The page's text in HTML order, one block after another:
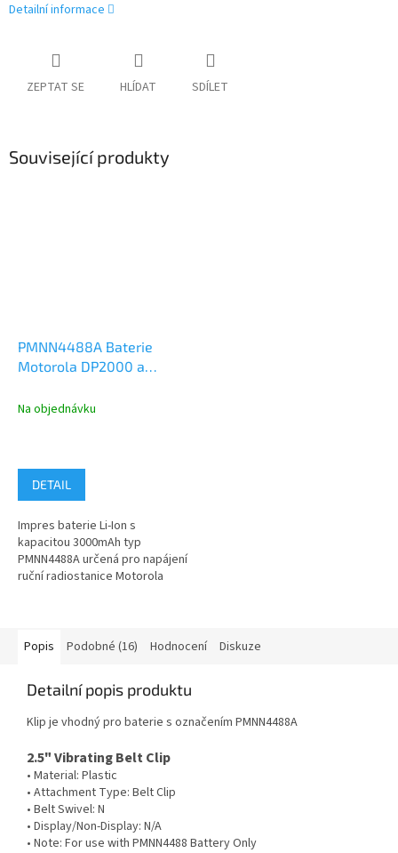
Detailní informace
ZEPTAT SE HLÍDAT SDÍLET
Související produkty
PMNN4488A Baterie
Motorola DP2000 a
3000mAh
Na objednávku
DETAIL
Impres baterie Li-Ion s
kapacitou 3000mAh typ
PMNN4488A určená pro napájení
ruční radiostanice Motorola
Popis Podobné (16) Hodnocení Diskuze
Detailní popis produktu
Klip je vhodný pro baterie s označením PMNN4488A
2.5" Vibrating Belt Clip
• Material: Plastic
• Attachment Type: Belt Clip
• Belt Swivel: N
• Display/Non-Display: N/A
• Note: For use with PMNN4488 Battery Only